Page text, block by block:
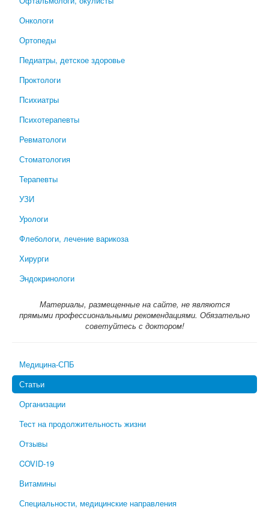
Онкологи
Ортопеды
Педиатры, детское здоровье
Проктологи
Психиатры
Психотерапевты
Ревматологи
Стоматология
Терапевты
УЗИ
Урологи
Флебологи, лечение варикоза
Хирурги
Эндокринологи
Материалы, размещенные на сайте, не являются
прямыми профессиональными рекомендациями. Обязательно
советуйтесь с доктором!
Медицина-СПБ
Статьи
Организации
Тест на продолжительность жизни
Отзывы
COVID-19
Витамины
Специальности, медицинские направления